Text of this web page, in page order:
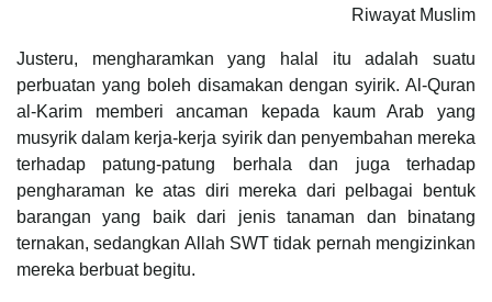
Riwayat Muslim
Justeru, mengharamkan yang halal itu adalah suatu
perbuatan yang boleh disamakan dengan syirik. Al-Quran
al-Karim memberi ancaman kepada kaum Arab yang
musyrik dalam kerja-kerja syirik dan penyembahan mereka
terhadap patung-patung berhala dan juga terhadap
pengharaman ke atas diri mereka dari pelbagai bentuk
barangan yang baik dari jenis tanaman dan binatang
ternakan, sedangkan Allah SWT tidak pernah mengizinkan
mereka berbuat begitu.